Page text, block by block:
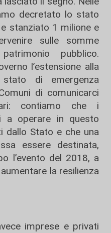
decretato lo stato
stanziato 1 milione e
sulle somme
pubblico.
l’estensione alla
di emergenza
di comunicarci
contiamo che i
a operare in questo
dallo Stato e che una
essere destinata,
l’evento del 2018, a
la resilienza
imprese e privati